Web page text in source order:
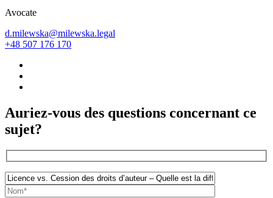
Avocate
d.milewska@milewska.legal
+48 507 176 170
Auriez-vous des questions concernant ce
sujet?